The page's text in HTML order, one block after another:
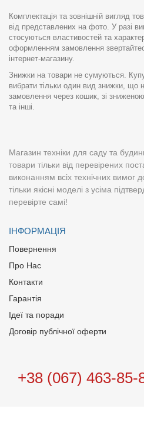
Комплектація та зовнішній вигляд
від представлених на фото. У разі
стосуються властивостей та
оформленням замовлення
інтернет-магазину.
Знижки на товари не сумуються.
вибрати тільки один вид знижки, що
замовлення через кошик, зі
та інші.
Магазин техніки для саду та
товари тільки від перевірених
виконанням всіх технічних вимог
тільки якісні моделі з усіма
перевірте самі!
ІНФОРМАЦІЯ
Повернення
Про Нас
Контакти
Гарантія
Ідеї та поради
Договір публічної оферти
+38 (067) 463-85-